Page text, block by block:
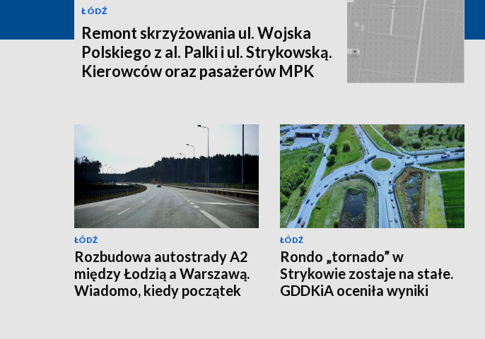
ŁÓDŹ
Remont skrzyżowania ul. Wojska
Polskiego z al. Palki i ul. Strykowską.
Kierowców oraz pasażerów MPK
ŁÓDŹ
Rozbudowa autostrady A2
między Łodzią a Warszawą.
Wiadomo, kiedy początek
ŁÓDŹ
Rondo „tornado” w
Strykowie zostaje na stałe.
GDDKiA oceniła wyniki